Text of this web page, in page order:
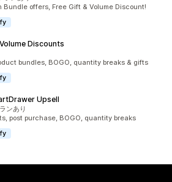
Bundle offers, Free Gift & Volume Discount!
Discounts
件
bundles, BOGO, quantity breaks & gifts
Upsell
件
ンあり
post purchase, BOGO, quantity breaks